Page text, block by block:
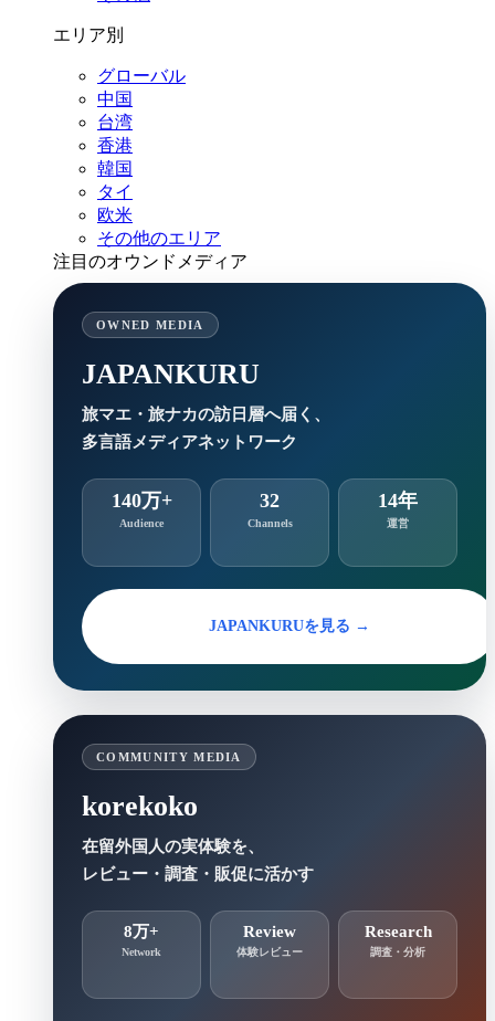
エリア別
グローバル
中国
台湾
香港
韓国
タイ
欧米
その他のエリア
注目のオウンドメディア
OWNED MEDIA
JAPANKURU
旅マエ・旅ナカの訪日層へ届く、
多言語メディアネットワーク
140万+
Audience
32
Channels
14年
運営
JAPANKURUを見る →
COMMUNITY MEDIA
korekoko
在留外国人の実体験を、
レビュー・調査・販促に活かす
8万+
Network
Review
体験レビュー
Research
調査・分析